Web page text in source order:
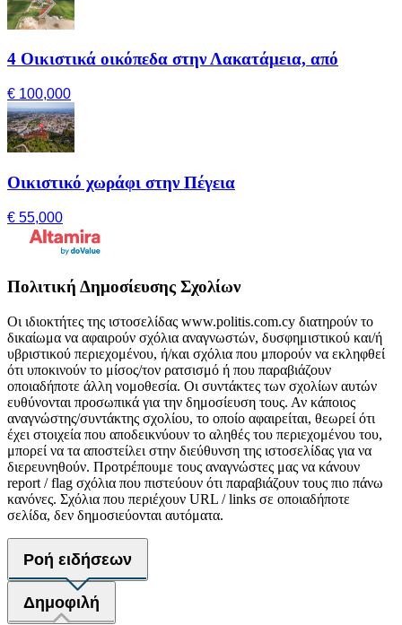
4 Οικιστικά οικόπεδα στην Λακατάμεια, από
€ 100,000
Οικιστικό χωράφι στην Πέγεια
€ 55,000
Πολιτική Δημοσίευσης Σχολίων
Οι ιδιοκτήτες της ιστοσελίδας www.politis.com.cy διατηρούν το
δικαίωμα να αφαιρούν σχόλια αναγνωστών, δυσφημιστικού και/ή
υβριστικού περιεχομένου, ή/και σχόλια που μπορούν να εκληφθεί
ότι υποκινούν το μίσος/τον ρατσισμό ή που παραβιάζουν
οποιαδήποτε άλλη νομοθεσία. Οι συντάκτες των σχολίων αυτών
ευθύνονται προσωπικά για την δημοσίευση τους. Αν κάποιος
αναγνώστης/συντάκτης σχολίου, το οποίο αφαιρείται, θεωρεί ότι
έχει στοιχεία που αποδεικνύουν το αληθές του περιεχομένου του,
μπορεί να τα αποστείλει στην διεύθυνση της ιστοσελίδας για να
διερευνηθούν. Προτρέπουμε τους αναγνώστες μας να κάνουν
report / flag σχόλια που πιστεύουν ότι παραβιάζουν τους πιο πάνω
κανόνες. Σχόλια που περιέχουν URL / links σε οποιαδήποτε
σελίδα, δεν δημοσιεύονται αυτόματα.
Ροή ειδήσεων
Δημοφιλή